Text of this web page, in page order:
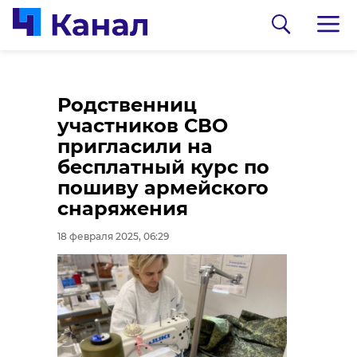
Родственниц
участников СВО
пригласили на
бесплатный курс по
пошиву армейского
снаряжения
18 февраля 2025, 06:29
0:00 / 0:00
Видео: комитет здравоохранения
Ленобласти
Медики Ленобласти
В Юкках загорелись
очистные
сооружения
"Леноблводоканала"
17 февраля 2025, 20:43